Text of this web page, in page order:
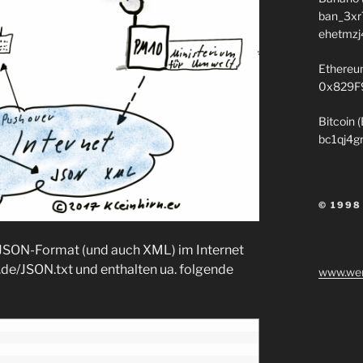
Format (und auch XML) im Internet
JSON.txt und enthalten ua. folgende
Bitcoin
© 1998